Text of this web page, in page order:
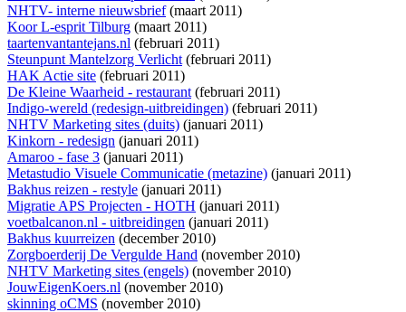
NHTV- interne nieuwsbrief(maart 2011)
Koor L-esprit Tilburg (maart 2011)
taartenvantantejans.nl (februari 2011)
Steunpunt Mantelzorg Verlicht(februari 2011)
HAK Actie site (februari 2011)
De Kleine Waarheid - restaurant(februari 2011)
Indigo-wereld (redesign-uitbreidingen) (februari 2011)
NHTV Marketing sites (duits) (januari 2011)
Kinkorn - redesign (januari 2011)
Amaroo - fase 3 (januari 2011)
Metastudio Visuele Communicatie (metazine) (januari 2011)
Bakhus reizen - restyle (januari 2011)
Migratie APS Projecten - HOTH (januari 2011)
voetbalcanon.nl - uitbreidingen (januari 2011)
Bakhus kuurreizen (december 2010)
Zorgboerderij De Vergulde Hand (november 2010)
NHTV Marketing sites (engels) (november 2010)
JouwEigenKoers.nl (november 2010)
skinning oCMS (november 2010)